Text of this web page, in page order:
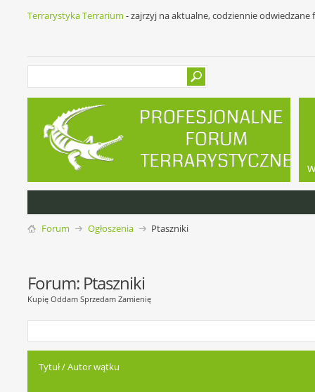
Terrarystyka Terrarium - zajrzyj na aktualne, codziennie
Forum Ogłoszenia Ptaszniki
Forum: Ptaszniki
Kupię Oddam Sprzedam Zamienię
Tytuł/Autor wątku